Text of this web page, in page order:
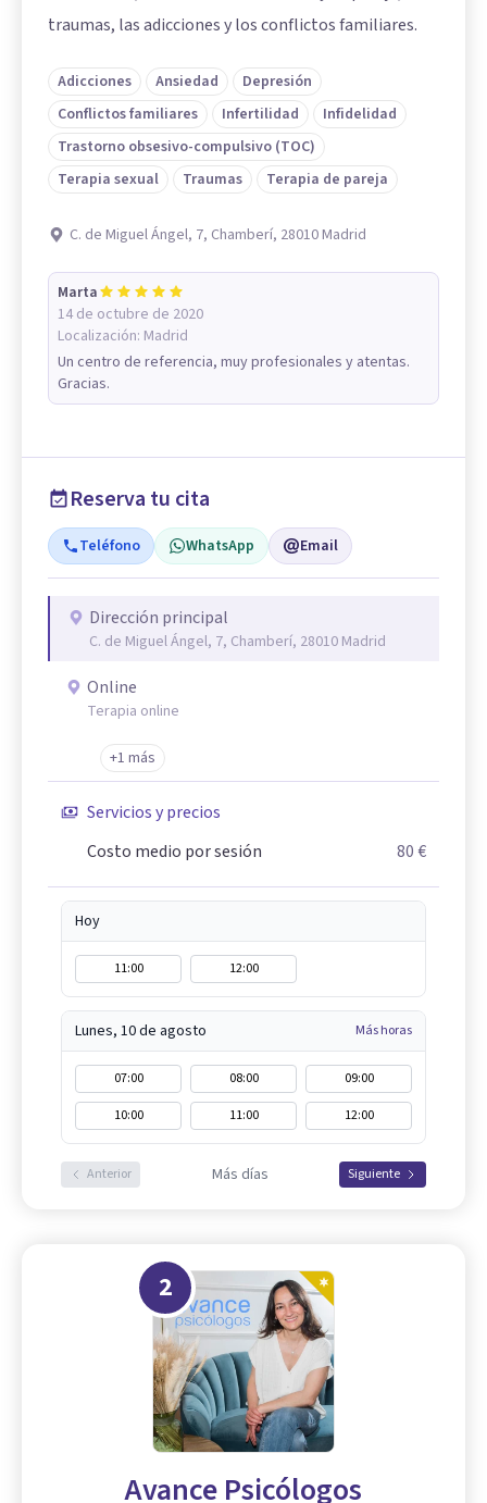
traumas, las adicciones y los conflictos familiares.
Adicciones Ansiedad
Depresión
Conflictos familiares
Infertilidad
Infidelidad
Trastorno obsesivo-compulsivo (TOC)
Terapia sexual
Traumas Terapia de pareja
C. de Miguel Ángel, 7, Chamberí, 28010 Madrid
Marta
14 de octubre de 2020
Localización: Madrid
Un centro de referencia, muy profesionales y atentas.
Gracias.
Reserva tu cita
Teléfono WhatsApp Email
Dirección principal
C. de Miguel Ángel, 7, Chamberí, 28010 Madrid
Online
Terapia online
+1 más
Servicios y precios
Costo medio por sesión
80 €
Hoy
11:00 12:00
Lunes, 10 de agosto Más horas
07:00 08:00
09:00
10:00
11:00 12:00
Anterior Más días Siguiente
2
Avance Psicólogos